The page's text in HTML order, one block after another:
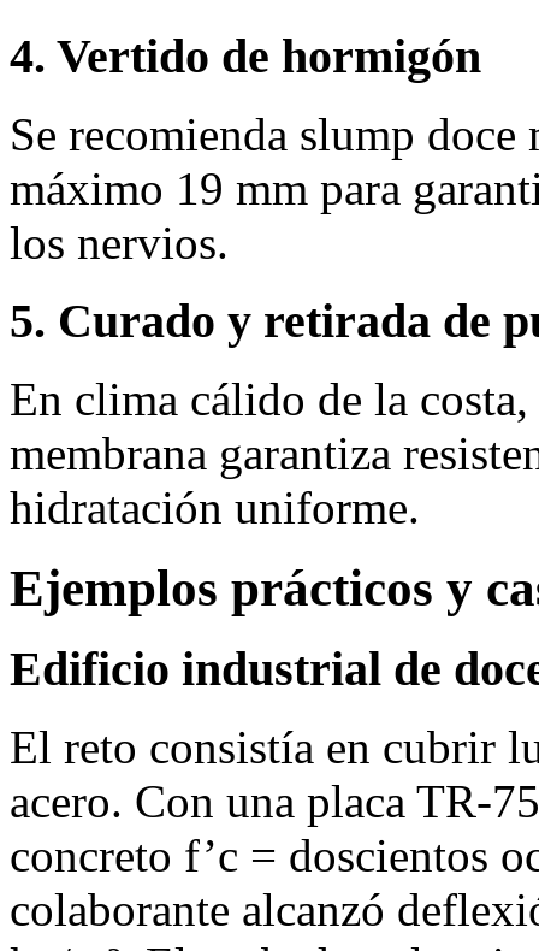
4. Vertido de hormigón
Se recomienda slump
máximo 19 mm para
los nervios.
5. Curado y retirada de
En clima cálido de la
membrana garantiza
hidratación uniforme.
Ejemplos prácticos y
Edificio industrial de
El reto consistía en cubrir
acero. Con una placa
concreto f’c = doscientos
colaborante alcanzó